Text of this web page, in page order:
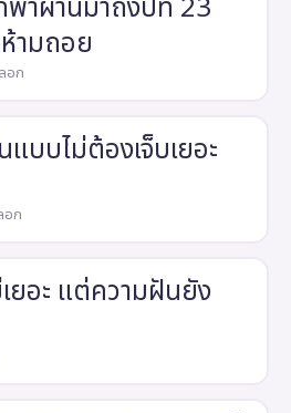
าผ่านมาถึงปีที่ 23
ามถอย
อก
บบไม่ต้องเจ็บเยอะ
อก
ยอะ แต่ความฝันยัง